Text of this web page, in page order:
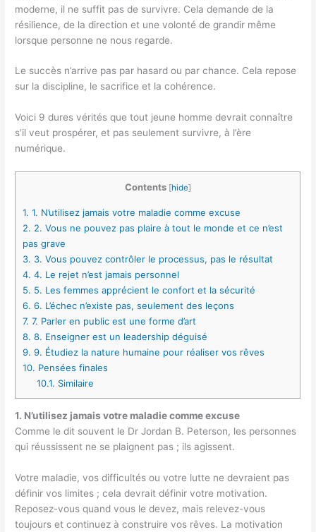
moderne, il ne suffit pas de survivre. Cela demande de la
résilience, de la direction et une volonté de grandir même
lorsque personne ne nous regarde.
Le succès n’arrive pas par hasard ou par chance. Cela repose
sur la discipline, le sacrifice et la cohérence.
Voici 9 dures vérités que tout jeune homme devrait connaître
s’il veut prospérer, et pas seulement survivre, à l’ère
numérique.
Contents [hide]
1. 1. N’utilisez jamais votre maladie comme excuse
2. 2. Vous ne pouvez pas plaire à tout le monde et ce n’est
pas grave
3. 3. Vous pouvez contrôler le processus, pas le résultat
4. 4. Le rejet n’est jamais personnel
5. 5. Les femmes apprécient le confort et la sécurité
6. 6. L’échec n’existe pas, seulement des leçons
7. 7. Parler en public est une forme d’art
8. 8. Enseigner est un leadership déguisé
9. 9. Étudiez la nature humaine pour réaliser vos rêves
10. Pensées finales
10.1. Similaire
1. N’utilisez jamais votre maladie comme excuse
Comme le dit souvent le Dr Jordan B. Peterson, les personnes
qui réussissent ne se plaignent pas ; ils agissent.
Votre maladie, vos difficultés ou votre lutte ne devraient pas
définir vos limites ; cela devrait définir votre motivation.
Reposez-vous quand vous le devez, mais relevez-vous
toujours et continuez à construire vos rêves. La motivation